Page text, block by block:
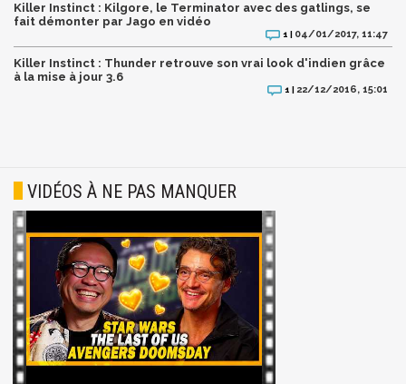
Killer Instinct : Kilgore, le Terminator avec des gatlings, se
fait démonter par Jago en vidéo
1 | 04/01/2017, 11:47
Killer Instinct : Thunder retrouve son vrai look d'indien grâce
à la mise à jour 3.6
1 | 22/12/2016, 15:01
VIDÉOS À NE PAS MANQUER